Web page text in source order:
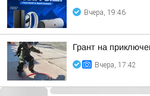
Вчера, 19:46
Грант на
Вчера, 17:42